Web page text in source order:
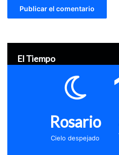
El Tiempo
Rosario
Cielo despejado